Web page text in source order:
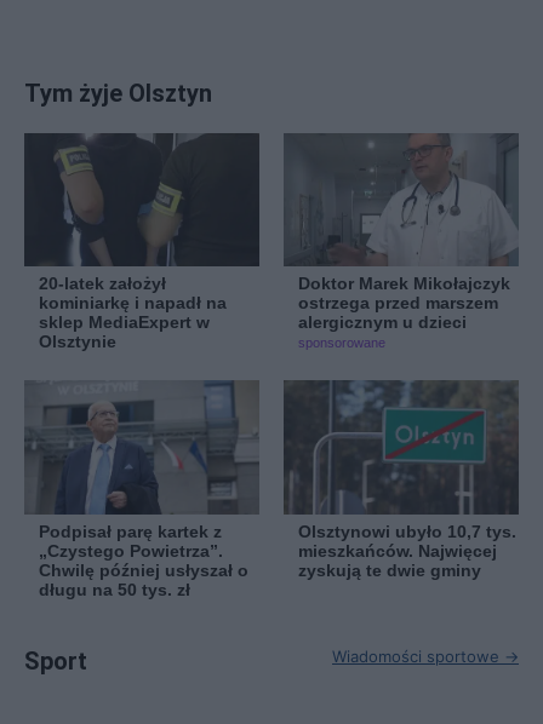
Tym żyje Olsztyn
20-latek założył
kominiarkę i napadł na
sklep MediaExpert w
Olsztynie
Doktor Marek Mikołajczyk
ostrzega przed marszem
alergicznym u dzieci
sponsorowane
Podpisał parę kartek z
„Czystego Powietrza”.
Chwilę później usłyszał o
długu na 50 tys. zł
Olsztynowi ubyło 10,7 tys.
mieszkańców. Najwięcej
zyskują te dwie gminy
Sport Wiadomości sportowe →